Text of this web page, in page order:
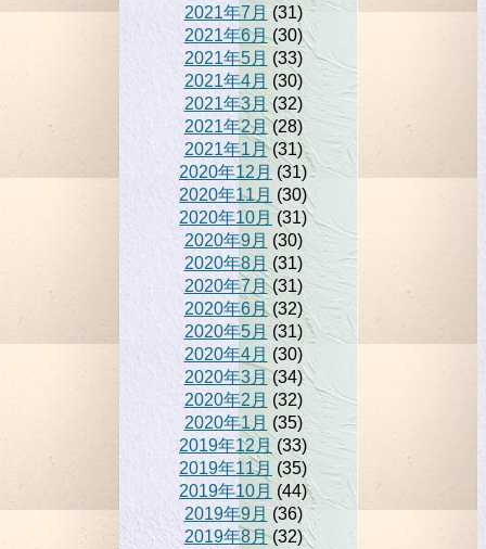
2021年7月(31)
2021年6月(30)
2021年5月 (33)
2021年4月 (30)
2021年3月 (32)
2021年2月(28)
2021年1月(31)
2020年12月 (31)
2020年11月 (30)
2020年10月 (31)
2020年9月 (30)
2020年8月 (31)
2020年7月(31)
2020年6月(32)
2020年5月 (31)
2020年4月 (30)
2020年3月 (34)
2020年2月 (32)
2020年1月 (35)
2019年12月 (33)
2019年11月 (35)
2019年10月 (44)
2019年9月(36)
2019年8月(32)